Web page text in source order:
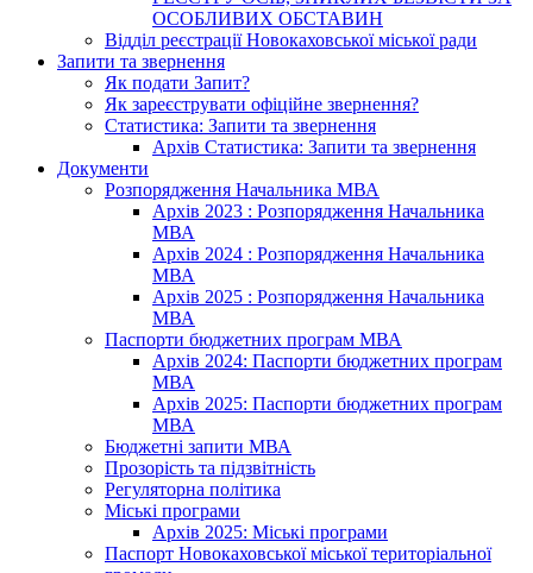
ОСОБЛИВИХ ОБСТАВИН
Відділ реєстрації Новокаховської міської ради
Запити та звернення
Як подати Запит?
Як зареєструвати офіційне звернення?
Статистика: Запити та звернення
Архів Статистика: Запити та звернення
Документи
Розпорядження Начальника МВА
Архів 2023 : Розпорядження Начальника
МВА
Архів 2024 : Розпорядження Начальника
МВА
Архів 2025 : Розпорядження Начальника
МВА
Паспорти бюджетних програм МВА
Архів 2024: Паспорти бюджетних програм
МВА
Архів 2025: Паспорти бюджетних програм
МВА
Бюджетні запити МВА
Прозорість та підзвітність
Регуляторна політика
Міські програми
Архів 2025: Міські програми
Паспорт Новокаховської міської територіальної